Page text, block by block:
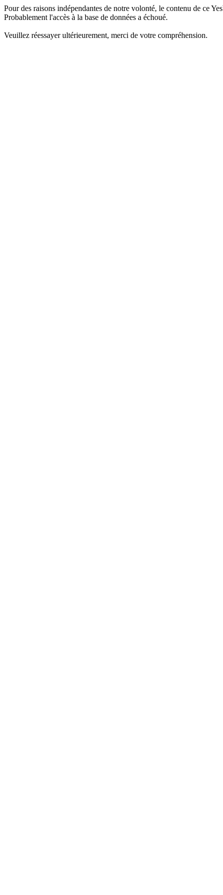
Pour des raisons indépendantes de notre volonté, le contenu de ce
Probablement l'accès à la base de données a échoué.
Veuillez réessayer ultérieurement, merci de votre compréhension.